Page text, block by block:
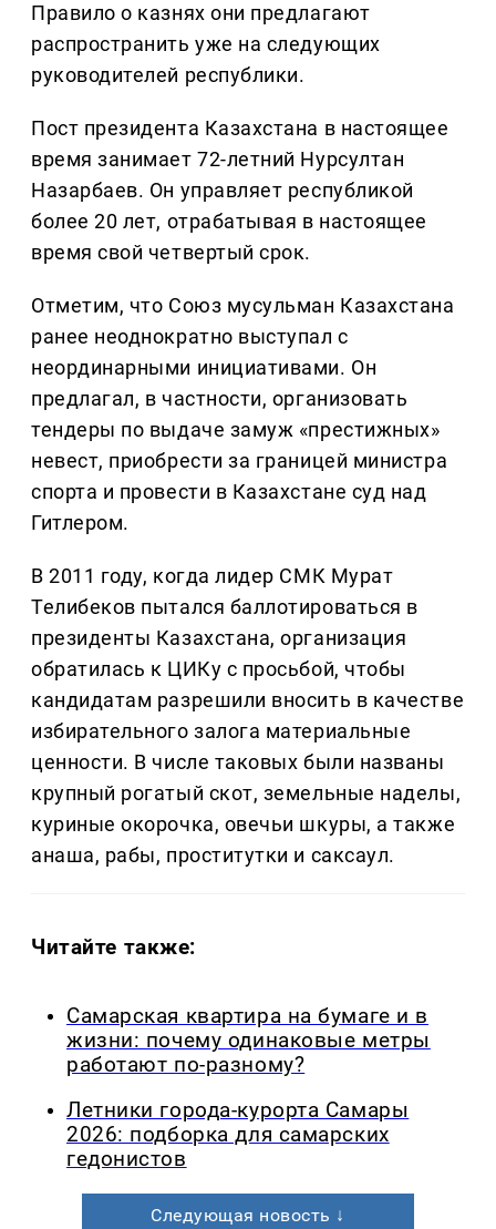
Правило о казнях они предлагают
распространить уже на следующих
руководителей республики.
Пост президента Казахстана в настоящее
время занимает 72-летний Нурсултан
Назарбаев. Он управляет республикой
более 20 лет, отрабатывая в настоящее
время свой четвертый срок.
Отметим, что Союз мусульман Казахстана
ранее неоднократно выступал с
неординарными инициативами. Он
предлагал, в частности, организовать
тендеры по выдаче замуж «престижных»
невест, приобрести за границей министра
спорта и провести в Казахстане суд над
Гитлером.
В 2011 году, когда лидер СМК Мурат
Телибеков пытался баллотироваться в
президенты Казахстана, организация
обратилась к ЦИКу с просьбой, чтобы
кандидатам разрешили вносить в качестве
избирательного залога материальные
ценности. В числе таковых были названы
крупный рогатый скот, земельные наделы,
куриные окорочка, овечьи шкуры, а также
анаша, рабы, проститутки и саксаул.
Читайте также:
Самарская квартира на бумаге и в
жизни: почему одинаковые метры
работают по-разному?
Летники города-курорта Самары
2026: подборка для самарских
гедонистов
Следующая новость ↓